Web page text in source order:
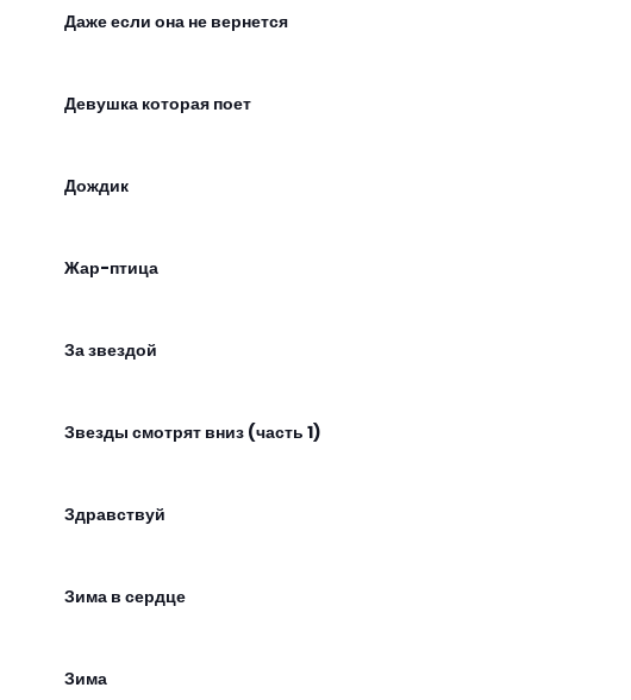
Даже если она не вернется
Девушка которая поет
Дождик
Жар-птица
За звездой
Звезды смотрят вниз (часть 1)
Здравствуй
Зима в сердце
Зима